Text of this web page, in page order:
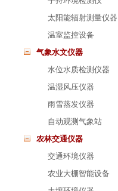
太阳能辐射测量仪器
温室监控设备
气象水文仪器
水位水质检测仪器
温湿风压仪器
雨雪蒸发仪器
自动观测气象站
农林交通仪器
交通环境仪器
农业大棚智能设备